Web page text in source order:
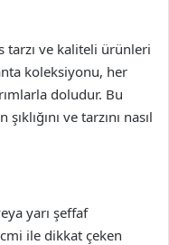
tarzı ve kaliteli ürünleri
koleksiyonu, her
doludur. Bu
ve tarzını nasıl
yarı şeffaf
ile dikkat çeken